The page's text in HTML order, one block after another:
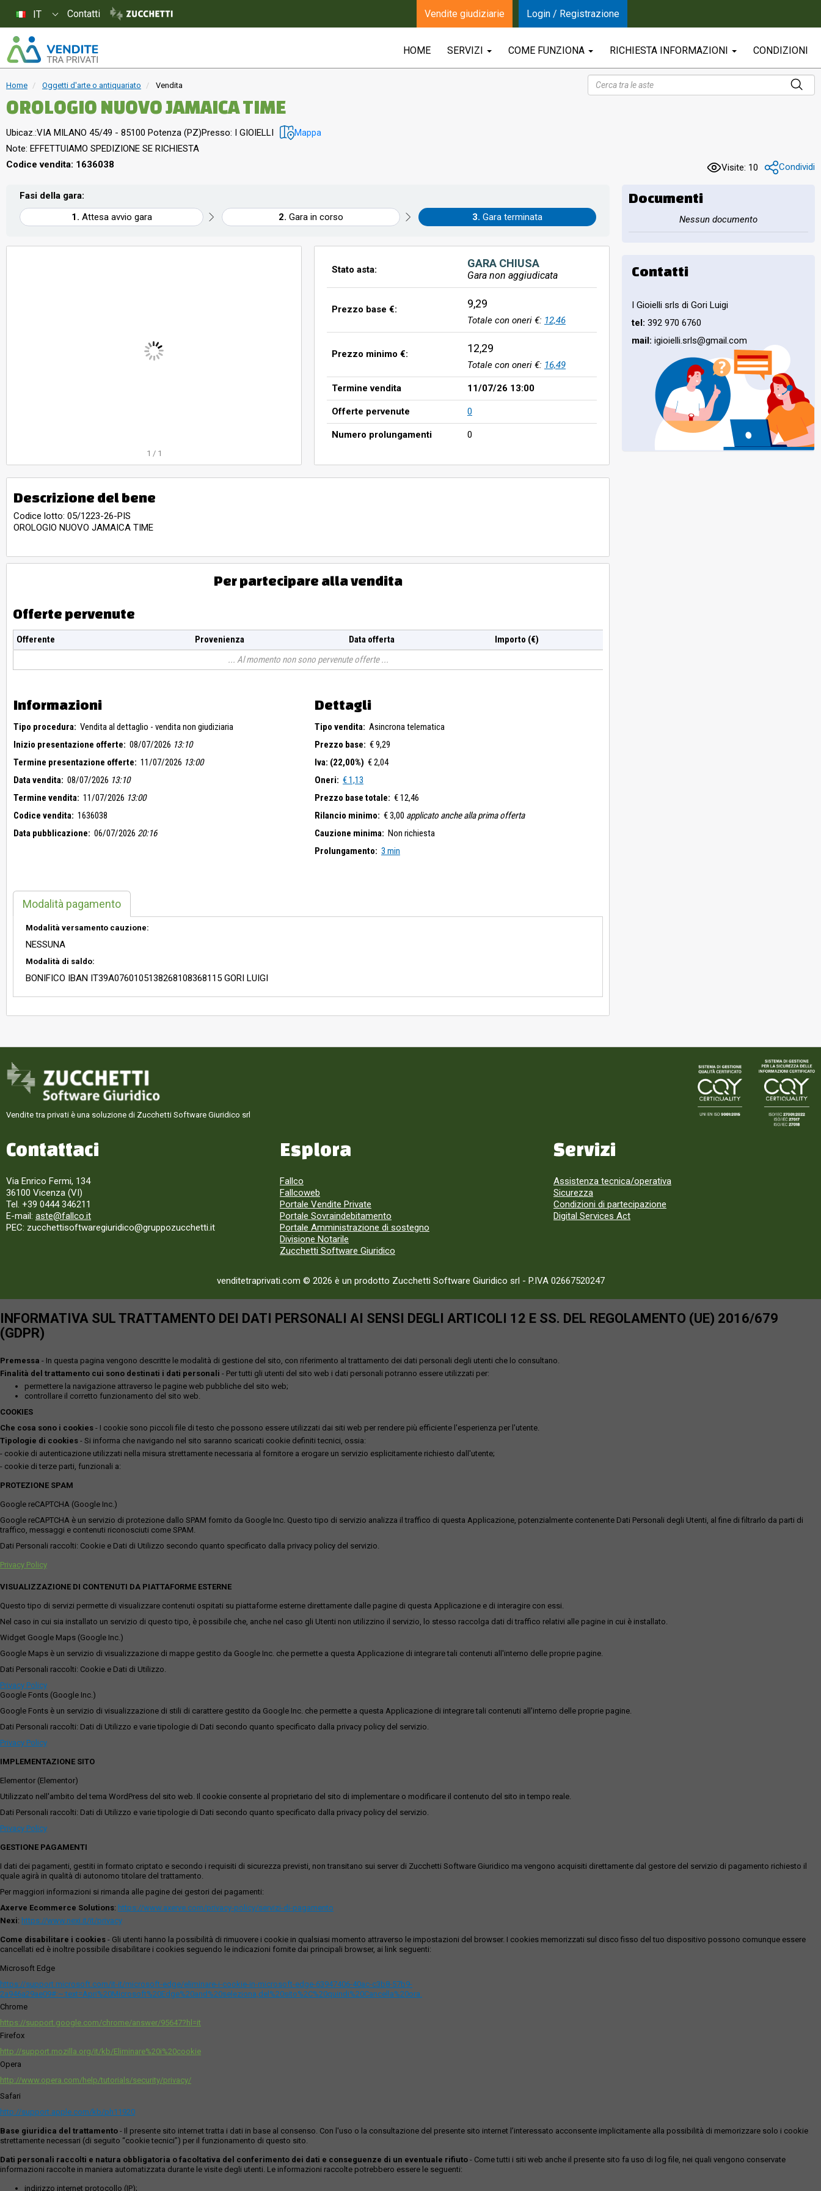
HOME SERVIZI COME FUNZIONA RICHIESTA INFORMAZIONI CONDIZIONI
Home Oggetti d'arte o antiquariato Vendita
OROLOGIO NUOVO JAMAICA TIME
Ubicaz.:VIA MILANO 45/49 - 85100 Potenza (PZ)Presso: I GIOIELLI Mappa
Note: EFFETTUIAMO SPEDIZIONE SE RICHIESTA
Codice vendita: 1636038
Visite: 10 Condividi
Fasi della gara:
Attesa avvio gara
Gara in corso Gara terminata
1 / 1
Stato asta: GARA CHIUSA
Gara non aggiudicata
Prezzo base €: 9,29
Totale con oneri €: 12,46
Prezzo minimo €: 12,29
Totale con oneri €: 16,49
Termine vendita 11/07/26 13:00
Offerte pervenute 0
Numero prolungamenti 0
Descrizione del bene
Codice lotto: 05/1223-26-PIS
OROLOGIO NUOVO JAMAICA TIME
Per partecipare alla vendita
Offerte pervenute
Offerente Provenienza Data offerta
Importo (€)
Al momento non sono pervenute offerte
Informazioni
Tipo procedura: Vendita al dettaglio - vendita non giudiziaria
Inizio presentazione offerte: 08/07/2026 13:10
Termine presentazione offerte: 11/07/2026 13:00
Data vendita: 08/07/2026 13:10
Termine vendita: 11/07/2026 13:00
Codice vendita: 1636038
Data pubblicazione: 06/07/2026 20:16
Dettagli
Tipo vendita: Asincrona telematica
Prezzo base: € 9,29
Iva: (22,00%) € 2,04
Oneri: € 1,13
Prezzo base totale: € 12,46
Rilancio minimo: € 3,00 applicato anche alla prima offerta
Cauzione minima: Non richiesta
Prolungamento: 3 min
Modalità pagamento
Modalità versamento cauzione:
NESSUNA
Modalità di saldo:
BONIFICO IBAN IT39A0760105138268108368115 GORI LUIGI
Documenti
Nessun documento
Contatti
I Gioielli srls di Gori Luigi
tel: 392 970 6760
mail: igioielli.srls@gmail.com
Vendite tra privati è una soluzione di Zucchetti Software Giuridico srl
Contattaci
Via Enrico Fermi, 134
36100 Vicenza (VI)
Tel. +39 0444 346211
E-mail: aste@fallco.it
PEC: zucchettisoftwaregiuridico@gruppozucchetti.it
Esplora
Fallco
Fallcoweb
Portale Vendite Private
Portale Sovraindebitamento
Portale Amministrazione di sostegno
Divisione Notarile
Zucchetti Software Giuridico
Servizi
Assistenza tecnica/operativa
Sicurezza
Condizioni di partecipazione
Digital Services Act
venditetraprivati.com © 2026 è un prodotto Zucchetti Software Giuridico srl - P.IVA 02667520247
IT Contatti Vendite giudiziarie Login / Registrazione
INFORMATIVA SUL TRATTAMENTO DEI DATI PERSONALI AI SENSI DEGLI ARTICOLI 12 E SS. DEL REGOLAMENTO (UE) 2016/679
(GDPR)
Premessa - In questa pagina vengono descritte le modalità di gestione del sito, con riferimento al trattamento dei dati personali degli utenti che lo consultano.
Finalità del trattamento cui sono destinati i dati personali - Per tutti gli utenti del sito web i dati personali potranno essere utilizzati per:
permettere la navigazione attraverso le pagine web pubbliche del sito web;
controllare il corretto funzionamento del sito web.
COOKIES
Che cosa sono i cookies - I cookie sono piccoli file di testo che possono essere utilizzati dai siti web per rendere più efficiente l'esperienza per l'utente.
Tipologie di cookies - Si informa che navigando nel sito saranno scaricati cookie definiti tecnici, ossia:
- cookie di autenticazione utilizzati nella misura strettamente necessaria al fornitore a erogare un servizio esplicitamente richiesto dall'utente;
- cookie di terze parti, funzionali a:
PROTEZIONE SPAM
Google reCAPTCHA (Google Inc.)
Google reCAPTCHA è un servizio di protezione dallo SPAM fornito da Google Inc. Questo tipo di servizio analizza il traffico di questa Applicazione, potenzialmente contenente Dati Personali degli Utenti, al fine di filtrarlo da parti di
traffico, messaggi e contenuti riconosciuti come SPAM.
Dati Personali raccolti: Cookie e Dati di Utilizzo secondo quanto specificato dalla privacy policy del servizio.
Privacy Policy
VISUALIZZAZIONE DI CONTENUTI DA PIATTAFORME ESTERNE
Questo tipo di servizi permette di visualizzare contenuti ospitati su piattaforme esterne direttamente dalle pagine di questa Applicazione e di interagire con essi.
Nel caso in cui sia installato un servizio di questo tipo, è possibile che, anche nel caso gli Utenti non utilizzino il servizio, lo stesso raccolga dati di traffico relativi alle pagine in cui è installato.
Widget Google Maps (Google Inc.)
Google Maps è un servizio di visualizzazione di mappe gestito da Google Inc. che permette a questa Applicazione di integrare tali contenuti all'interno delle proprie pagine.
Dati Personali raccolti: Cookie e Dati di Utilizzo.
Privacy Policy
Google Fonts (Google Inc.)
Google Fonts è un servizio di visualizzazione di stili di carattere gestito da Google Inc. che permette a questa Applicazione di integrare tali contenuti all'interno delle proprie pagine.
Dati Personali raccolti: Dati di Utilizzo e varie tipologie di Dati secondo quanto specificato dalla privacy policy del servizio.
Privacy Policy
IMPLEMENTAZIONE SITO
Elementor (Elementor)
Utilizzato nell'ambito del tema WordPress del sito web. Il cookie consente al proprietario del sito di implementare o modificare il contenuto del sito in tempo reale.
Dati Personali raccolti: Dati di Utilizzo e varie tipologie di Dati secondo quanto specificato dalla privacy policy del servizio.
Privacy Policy
GESTIONE PAGAMENTI
I dati dei pagamenti, gestiti in formato criptato e secondo i requisiti di sicurezza previsti, non transitano sui server di Zucchetti Software Giuridico ma vengono acquisiti direttamente dal gestore del servizio di pagamento richiesto il
quale agirà in qualità di autonomo titolare del trattamento.
Per maggiori informazioni si rimanda alle pagine dei gestori dei pagamenti:
Axerve Ecommerce Solutions: https://www.axerve.com/privacy-policy/servizi-di-pagamento
Nexi: https://www.nexi.it/it/privacy
Come disabilitare i cookies - Gli utenti hanno la possibilità di rimuovere i cookie in qualsiasi momento attraverso le impostazioni del browser. I cookies memorizzati sul disco fisso del tuo dispositivo possono comunque essere
cancellati ed è inoltre possibile disabilitare i cookies seguendo le indicazioni fornite dai principali browser, ai link seguenti:
Microsoft Edge
https://support.microsoft.com/it-it/microsoft-edge/eliminare-i-cookie-in-microsoft-edge-63947406-40ac-c3b8-57b9-
2a946a29ae09#:~:text=Apri%20Microsoft%20Edge%20and%20seleziona,del%20sito%2C%20quindi%20Cancella%20ora.
Chrome
https://support.google.com/chrome/answer/95647?hl=it
Firefox
http://support.mozilla.org/it/kb/Eliminare%20i%20cookie
Opera
http://www.opera.com/help/tutorials/security/privacy/
Safari
http://support.apple.com/kb/ph11920
Base giuridica del trattamento - Il presente sito internet tratta i dati in base al consenso. Con l'uso o la consultazione del presente sito internet l’interessato acconsente implicitamente alla possibilità di memorizzare solo i cookie
strettamente necessari (di seguito “cookie tecnici”) per il funzionamento di questo sito.
Dati personali raccolti e natura obbligatoria o facoltativa del conferimento dei dati e conseguenze di un eventuale rifiuto - Come tutti i siti web anche il presente sito fa uso di log file, nei quali vengono conservate
informazioni raccolte in maniera automatizzata durante le visite degli utenti. Le informazioni raccolte potrebbero essere le seguenti:
indirizzo internet protocollo (IP);